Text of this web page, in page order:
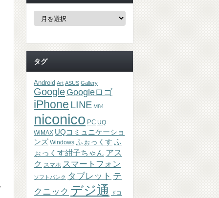
ア
ブ
タグ
Android Art ASUS Gallery
Google Googleロゴ
iPhone LINE M84
niconico PC UQ
WiMAX UQコミュニケーショ
ンズ Windows ふぉっくす ふ
ぉっくす紺子ちゃん アス
ク スマホ スマートフォン
ソフトバンク タブレット テ
クニック デジ通 ドコ